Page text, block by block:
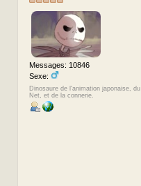
Messages: 10846
Sexe:
Dinosaure de l'animation japonaise, du
Net, et de la connerie.